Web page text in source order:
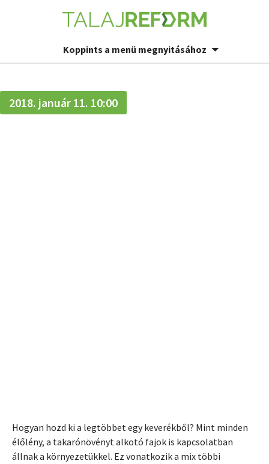
Koppints a menü megnyitásához
2018. január 11. 10:00
Hogyan hozd ki a legtöbbet egy keverékből? Mint minden
élőlény, a takarónövényt alkotó fajok is kapcsolatban
állnak a környezetükkel. Ez vonatkozik a mix többi